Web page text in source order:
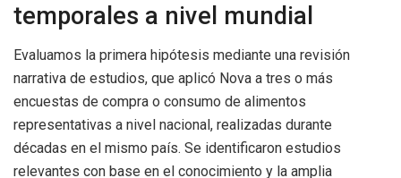
temporales a nivel mundial
Evaluamos la primera hipótesis mediante una revisión
narrativa de estudios, que aplicó Nova a tres o más
encuestas de compra o consumo de alimentos
representativas a nivel nacional, realizadas durante
décadas en el mismo país. Se identificaron estudios
relevantes con base en el conocimiento y la amplia